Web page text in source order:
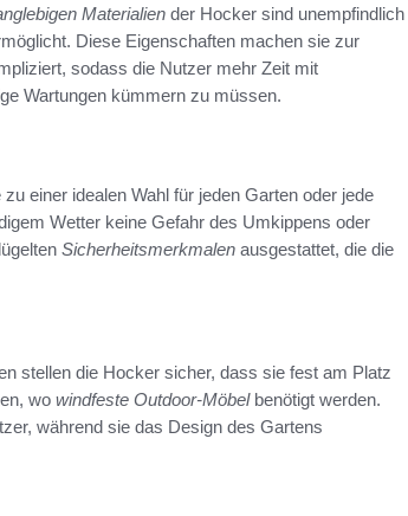
Materialien der Hocker sind unempfindlich
Diese Eigenschaften machen sie zur
sodass die Nutzer mehr Zeit mit
Wartungen kümmern zu müssen.
einer idealen Wahl für jeden Garten oder jede
Wetter keine Gefahr des Umkippens oder
Sicherheitsmerkmalen ausgestattet, die die
stellen die Hocker sicher, dass sie fest am Platz
wo windfeste Outdoor-Möbelbenötigt werden.
während sie das Design des Gartens